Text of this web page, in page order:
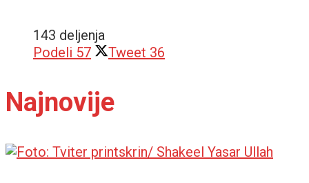
143 deljenja
Podeli 57 Tweet 36
Najnovije